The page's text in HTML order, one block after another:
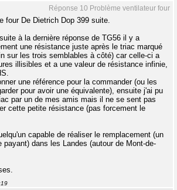
Réponse 10 Problème ventilateur four
four De Dietrich Dop 399 suite.
à la dernière réponse de TG56 il y a
une résistance juste après le triac marqué
sur les trois semblables à côté) car celle-ci a
illisibles et a une valeur de résistance infinie,
une référence pour la commander (ou les
pour avoir une équivalente), ensuite j'ai pu
par un de mes amis mais il ne se sent pas
cette petite résistance (pas forcement le
capable de réaliser le remplacement (un
payant) dans les Landes (autour de Mont-de-